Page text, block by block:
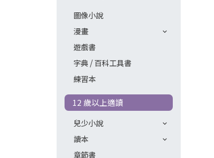
圖像小說
漫畫
遊戲書
字典 / 百科工具書
練習本
12 歲以上適讀
兒少小說
讀本
章節書